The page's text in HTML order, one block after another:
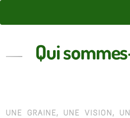
Qui
UNE GRAINE, UNE VISION,